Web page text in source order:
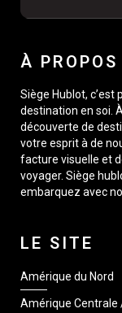
À PROPOS
Siège Hublot, c’est
destination en soi.
découverte de
votre esprit à de
facture visuelle et
voyager. Siège
embarquez avec
LE SITE
Amérique du Nord
Amérique Centrale